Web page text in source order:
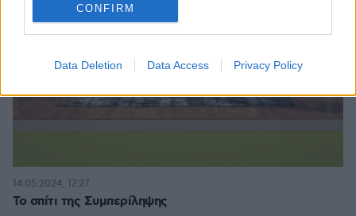
CONFIRM
Data Deletion Data Access Privacy Policy
Το σπίτι της Συμπερίληψης
14.05.2024, 17:27